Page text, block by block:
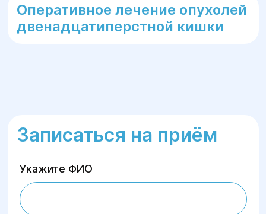
Оперативное лечение опухолей
двенадцатиперстной кишки
Записаться на приём
Укажите ФИО